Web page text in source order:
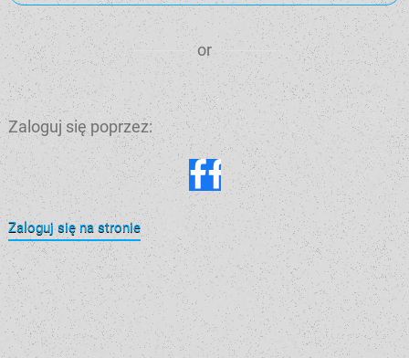
or
Zaloguj się poprzez:
Zaloguj się na stronie